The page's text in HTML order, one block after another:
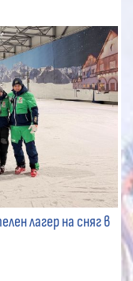
лагер на сняг в